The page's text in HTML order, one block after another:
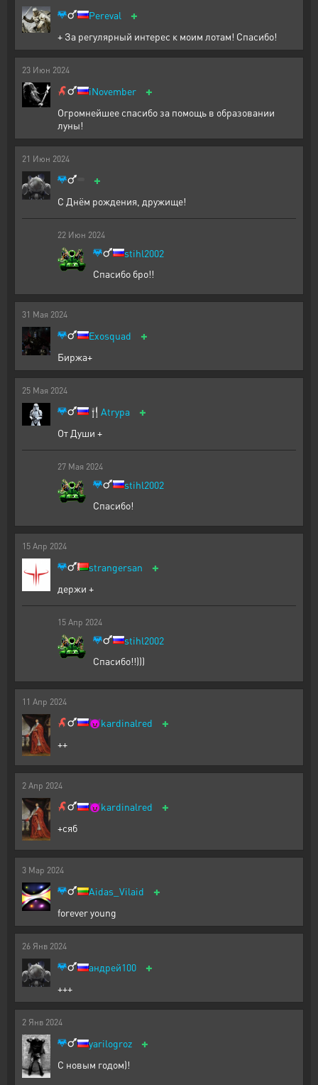
Pereval +
+ За регулярный интерес к моим лотам! Спасибо!
23 Июн 2024
iNovember +
Огромнейшее спасибо за помощь в образовании
луны!
21 Июн 2024
+
С Днём рождения, дружище!
22 Июн 2024
stihl2002
Спасибо бро!!
31 Мая 2024
Exosquad +
Биржа+
25 Мая 2024
🍴 Atrypa +
От Души +
27 Мая 2024
stihl2002
Спасибо!
15 Апр 2024
strangersan +
держи +
15 Апр 2024
stihl2002
Спасибо!!)))
11 Апр 2024
😈kardinalred +
++
2 Апр 2024
😈kardinalred +
+сяб
3 Мар 2024
Aidas_Vilaid +
forever young
26 Янв 2024
андрей100 +
+++
2 Янв 2024
yarilogroz +
С новым годом)!